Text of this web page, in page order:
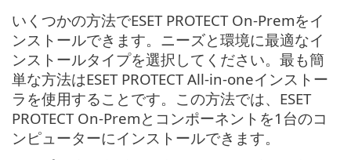
いくつかの方法でESET PROTECT On-Premをイ
ンストールできます。ニーズと環境に最適なイ
ンストールタイプを選択してください。最も簡
単な方法はESET PROTECT All-in-oneインストー
ラを使用することです。この方法では、ESET
PROTECT On-Premとコンポーネントを1台のコ
ンピューターにインストールできます。